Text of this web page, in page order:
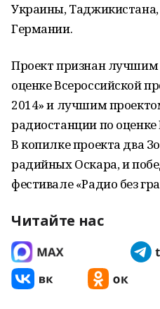
Украины,
Германии.
Проект признан
оценке Всероссийской
2014» и лучшим
радиостанции по
В копилке проекта два
радийных Оскара, и
фестивале «Радио без
Читайте нас